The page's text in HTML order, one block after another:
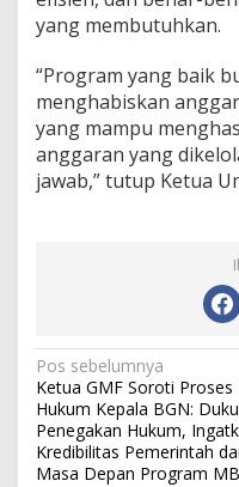
yang membutuhkan.
“Program yang baik
menghabiskan
yang mampu
anggaran yang
jawab,” tutup Ketua
N
a
v
i
g
Pos sebelumnya
‎Ketua GMF Soroti Proses
Hukum Kepala BGN:
Penegakan Hukum,
Kredibilitas Pemerintah
Masa Depan Program